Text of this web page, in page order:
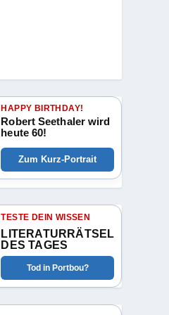
HAPPY BIRTHDAY!
Robert Seethaler wird
heute 60!
Zum Kurz-Portrait
TESTE DEIN WISSEN
LITERATURRÄTSEL
DES TAGES
Tod in Portbou?